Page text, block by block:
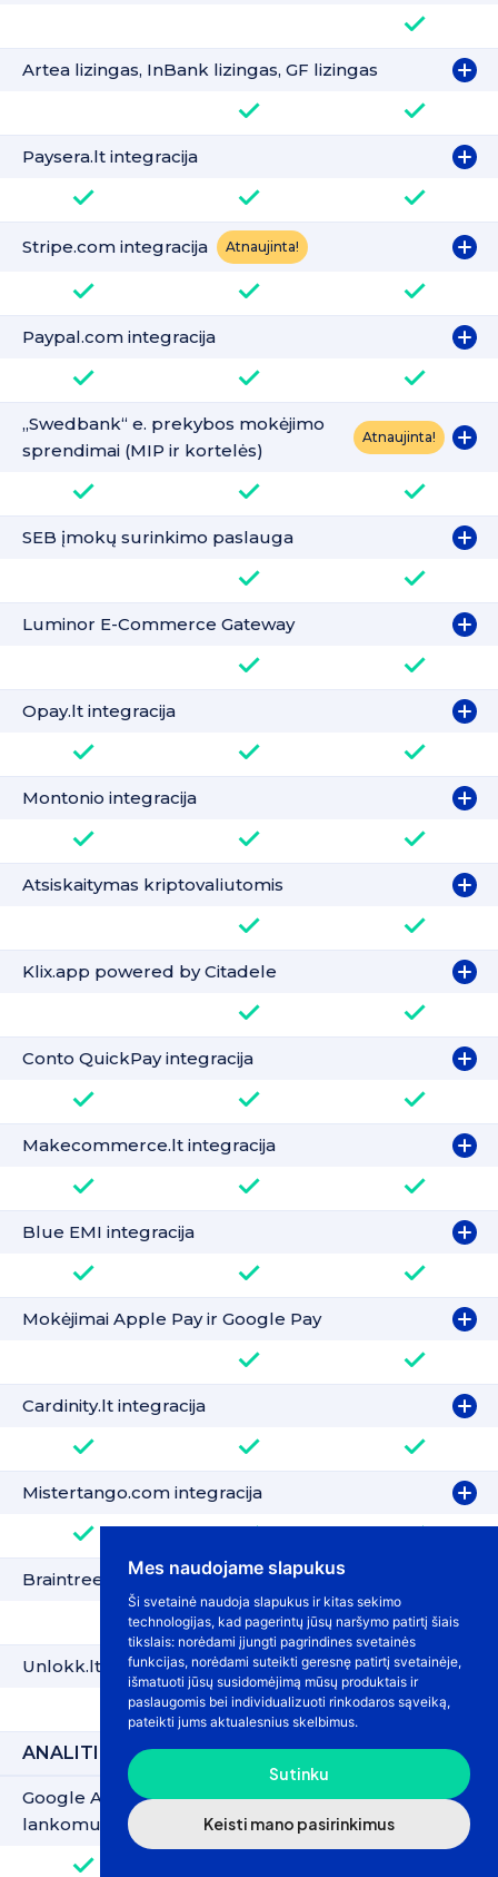
Mes naudojame slapukus
Ši svetainė naudoja slapukus ir kitas sekimo
technologijas, kad pagerintų jūsų naršymo patirtį šiais
tikslais: norėdami įjungti pagrindines svetainės
funkcijas, norėdami suteikti geresnę patirtį svetainėje,
išmatuoti jūsų susidomėjimą mūsų produktais ir
paslaugomis bei individualizuoti rinkodaros sąveiką,
pateikti jums aktualesnius skelbimus.
Sutinku
Keisti mano pasirinkimus
Artea lizingas, InBank lizingas, GF lizingas
Paysera.lt integracija
Stripe.com integracija Atnaujinta!
Paypal.com integracija
„Swedbank“ e. prekybos mokėjimo
sprendimai (MIP ir kortelės)
Atnaujinta!
SEB įmokų surinkimo paslauga
Luminor E-Commerce Gateway
Opay.lt integracija
Montonio integracija
Atsiskaitymas kriptovaliutomis
Klix.app powered by Citadele
Conto QuickPay integracija
Makecommerce.lt integracija
Blue EMI integracija
Mokėjimai Apple Pay ir Google Pay
Cardinity.lt integracija
Mistertango.com integracija
Braintreepayments.com integracija
Unlokk.lt
ANALITINIAI ĮRANKIAI
Google Analytics išsamiausia ir detaliausia
lankomumo analizė